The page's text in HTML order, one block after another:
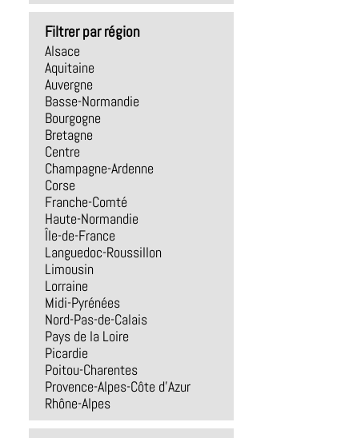
Filtrer par région
Alsace
Aquitaine
Auvergne
Basse-Normandie
Bourgogne
Bretagne
Centre
Champagne-Ardenne
Corse
Franche-Comté
Haute-Normandie
Île-de-France
Languedoc-Roussillon
Limousin
Lorraine
Midi-Pyrénées
Nord-Pas-de-Calais
Pays de la Loire
Picardie
Poitou-Charentes
Provence-Alpes-Côte d'Azur
Rhône-Alpes